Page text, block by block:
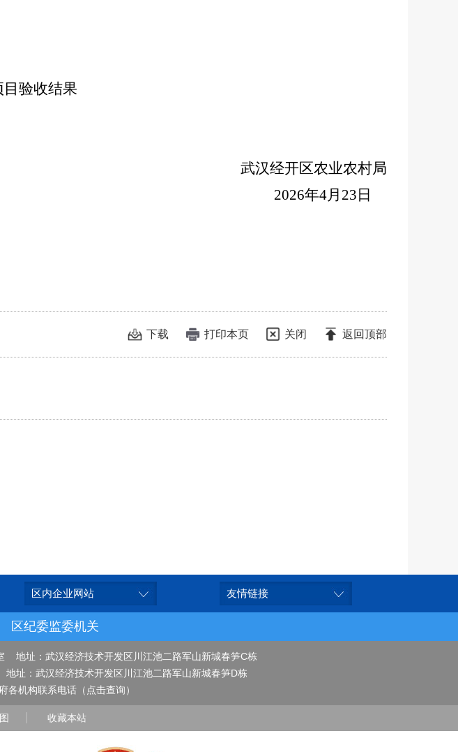
验收结果
武汉经开区农业农村局
2026年4月 23 日
下载 打印本页 关闭 返回顶部
区内企业网站 友情链接
区纪委监委机关
地址：武汉经济技术开发区川江池二路军山新城春笋C栋
址：武汉经济技术开发区川江池二路军山新城春笋D栋
各机构联系电话（点击查询）
收藏本站